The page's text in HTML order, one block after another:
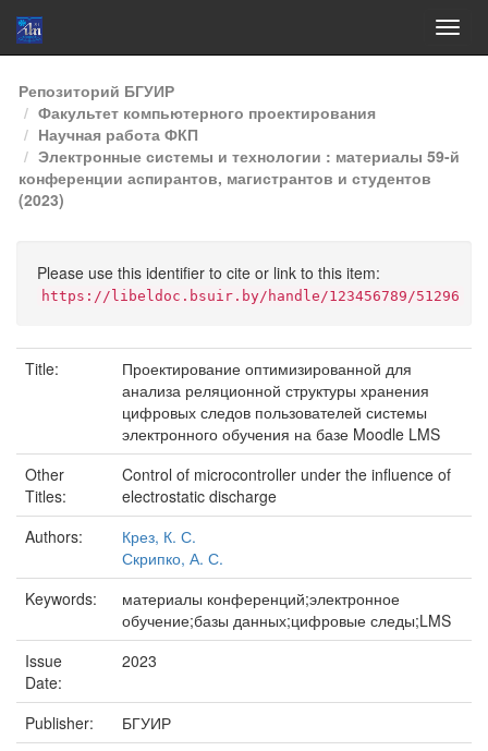
Skip
navigation
Репозиторий БГУИР
Факультет компьютерного проектирования
Научная работа ФКП
Электронные системы и технологии : материалы 59-й
конференции аспирантов, магистрантов и студентов
(2023)
Please use this identifier to cite or link to this item:
https://libeldoc.bsuir.by/handle/123456789/51296
Title:
Проектирование оптимизированной для
анализа реляционной структуры хранения
цифровых следов пользователей системы
электронного обучения на базе Moodle LMS
Other
Titles:
Control of microcontroller under the influence of
electrostatic discharge
Authors:
Крез, К. С.
Скрипко, А. С.
Keywords:
материалы конференций;электронное
обучение;базы данных;цифровые следы;LMS
Issue
Date:
2023
Publisher:
БГУИР